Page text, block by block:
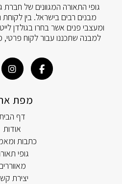
גופי התאורה המגוונים של חברת
מבנים רבים בישראל. בין
ומעצבי פנים אשר בחרו בגולדן
למבנה שתכננו עבור לקוח פרטי,
מפת
דף
אודות
כתבות
גופי
יצירת